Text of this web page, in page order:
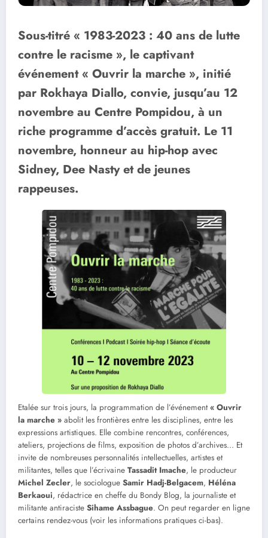
Sous-titré « 1983-2023 : 40 ans de lutte
contre le racisme », le captivant
événement « Ouvrir la marche », initié
par Rokhaya Diallo, convie, jusqu’au 12
novembre au Centre Pompidou, à un
riche programme d’accès gratuit. Le 11
novembre, honneur au hip-hop avec
Sidney, Dee Nasty et de jeunes
rappeuses.
Etalée sur trois jours, la programmation de l’événement« Ouvrir
la marche » abolit les frontières entre les disciplines, entre les
expressions artistiques. Elle combine rencontres, conférences,
ateliers, projections de films, exposition de photos d’archives… Et
invite de nombreuses personnalités intellectuelles, artistes et
militantes, telles que l’écrivaine Tassadit Imache, le producteur
Michel Zecler, le sociologue Samir Hadj-Belgacem, Héléna
Berkaoui, rédactrice en cheffe du Bondy Blog, la journaliste et
militante antiraciste Sihame Assbague. On peut regarder en ligne
certains rendez-vous (voir les informations pratiques ci-bas).